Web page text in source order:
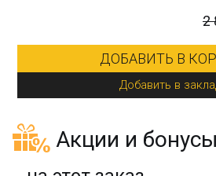
2
ДОБАВИТЬ В
Добавить в
Акции и бонусы